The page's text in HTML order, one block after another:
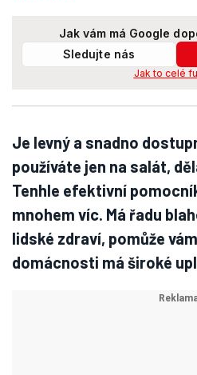
Jak vám má Google
Sledujte nás
Jak to celé
Je levný a snadno
používáte jen na salát,
Tenhle efektivní
mnohem víc. Má řadu
lidské zdraví, pomůže
domácnosti má široké